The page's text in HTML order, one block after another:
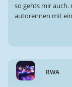
so gehts mir auch.
autorennen mit
RWA